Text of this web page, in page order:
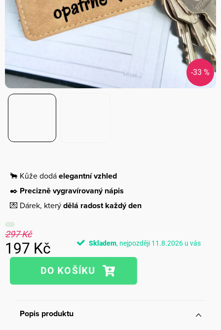
-33 %
🐂 Kůže dodáelegantní vzhled
✒️ Precizně vygravírovaný nápis
💌 Dárek, kterýdělá radost každý den
297 Kč
197 Kč
Měrná
Skladem 11.8.2026
Popis produktu